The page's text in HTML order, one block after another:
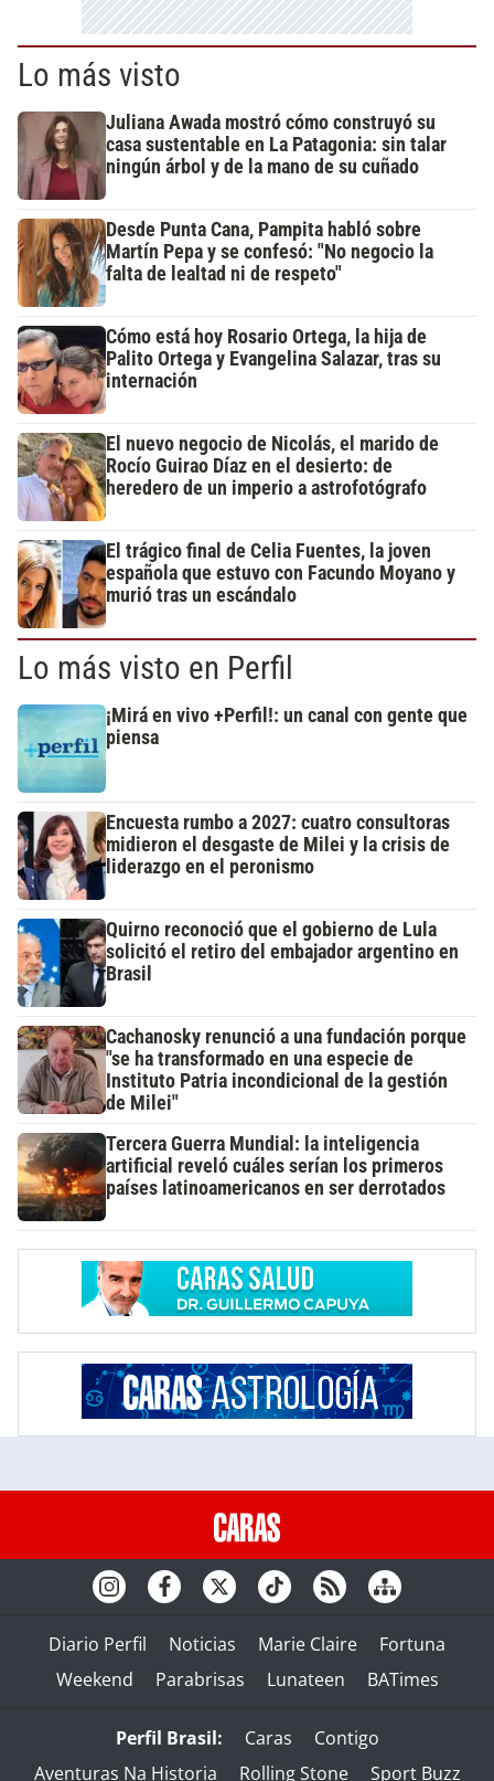
Lo más visto
Juliana Awada mostró cómo construyó su
casa sustentable en La Patagonia: sin talar
ningún árbol y de la mano de su cuñado
Desde Punta Cana, Pampita habló sobre
Martín Pepa y se confesó: "No negocio la
falta de lealtad ni de respeto"
Cómo está hoy Rosario Ortega, la hija de
Palito Ortega y Evangelina Salazar, tras su
internación
El nuevo negocio de Nicolás, el marido de
Rocío Guirao Díaz en el desierto: de
heredero de un imperio a astrofotógrafo
El trágico final de Celia Fuentes, la joven
española que estuvo con Facundo Moyano y
murió tras un escándalo
Lo más visto en Perfil
¡Mirá en vivo +Perfil!: un canal con gente que
piensa
Encuesta rumbo a 2027: cuatro consultoras
midieron el desgaste de Milei y la crisis de
liderazgo en el peronismo
Quirno reconoció que el gobierno de Lula
solicitó el retiro del embajador argentino en
Brasil
Cachanosky renunció a una fundación porque
"se ha transformado en una especie de
Instituto Patria incondicional de la gestión
de Milei"
Tercera Guerra Mundial: la inteligencia
artificial reveló cuáles serían los primeros
países latinoamericanos en ser derrotados
Diario Perfil Noticias Marie Claire
Fortuna
Weekend
Parabrisas Lunateen BATimes
Perfil Brasil: Caras
Contigo
Aventuras Na Historia
Rolling Stone Sport Buzz